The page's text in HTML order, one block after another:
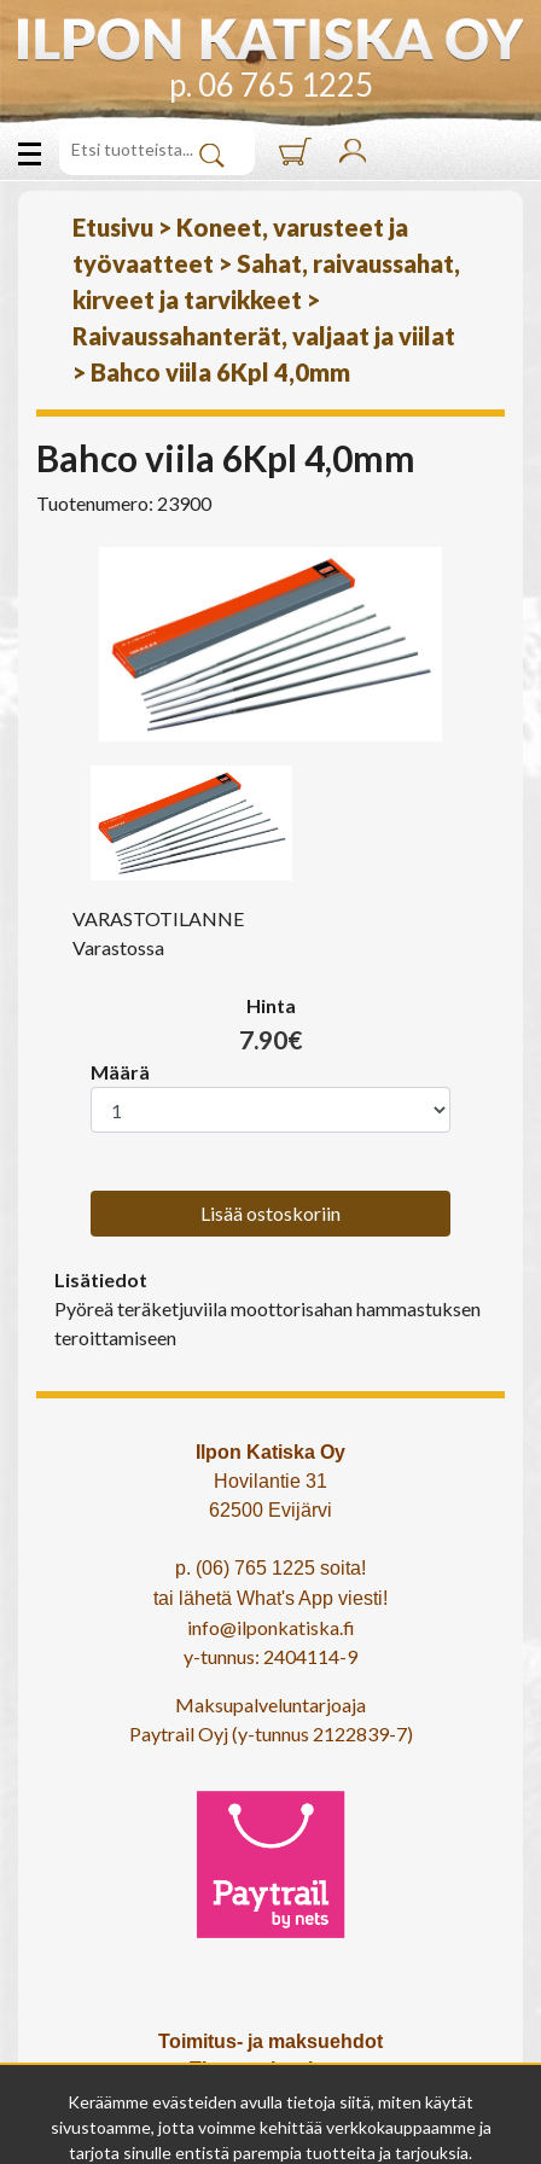
p. 06 765 1225
Etusivu > Koneet, varusteet ja
työvaatteet > Sahat, raivaussahat,
kirveet ja tarvikkeet >
Raivaussahanterät, valjaat ja viilat
> Bahco viila 6Kpl 4,0mm
Bahco viila 6Kpl 4,0mm
Tuotenumero: 23900
VARASTOTILANNE
Varastossa
Hinta
7.90€
Määrä
Lisää ostoskoriin
Lisätiedot
Pyöreä teräketjuviila moottorisahan hammastuksen
teroittamiseen
Ilpon Katiska Oy
Hovilantie 31
62500 Evijärvi
p. (06) 765 1225 soita!
tai lähetä What's App viesti!
info@ilponkatiska.fi
y-tunnus: 2404114-9
Maksupalveluntarjoaja
Paytrail Oyj (y-tunnus 2122839-7)
Toimitus- ja maksuehdot
Tietosuojaseloste
Tietoa meistä
Osta lahjakortti
Tilauksen peruutuslomake
Keräämme evästeiden avulla tietoja siitä, miten käytät
sivustoamme, jotta voimme kehittää verkkokauppaamme ja
tarjota sinulle entistä parempia tuotteita ja tarjouksia.